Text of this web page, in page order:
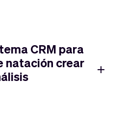
CRM para
natación crear